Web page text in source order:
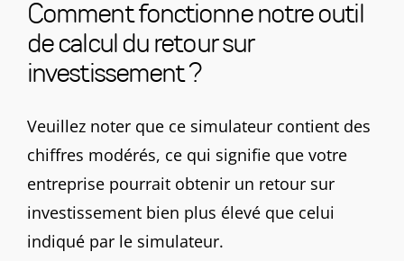
Comment fonctionne notre outil
de calcul du retour sur
investissement ?
Veuillez noter que ce simulateur contient des
chiffres modérés, ce qui signifie que votre
entreprise pourrait obtenir un retour sur
investissement bien plus élevé que celui
indiqué par le simulateur.